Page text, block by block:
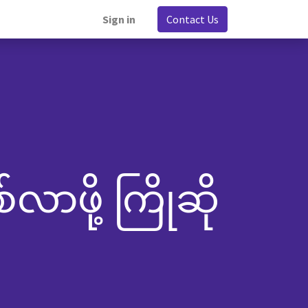
Sign in Contact Us
စ်လာဖို့ ကြိုဆို